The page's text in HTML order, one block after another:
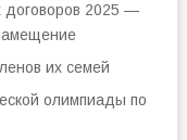
договоров 2025 —
их семей
олимпиады по